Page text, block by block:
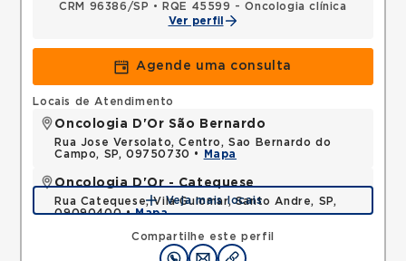
CRM 96386/SP •
RQE 45599 - Oncologia clínica
Ver perfil
Agende uma consulta
Compartilhe este perfil
Locais de Atendimento
Oncologia D'Or São Bernardo
Rua Jose Versolato, Centro, Sao Bernardo do
Campo, SP, 09750730 •
Mapa
Oncologia D'Or - Catequese
Rua Catequese, Vila Guiomar, Santo Andre, SP,
09090400 •Mapa
Veja mais locais